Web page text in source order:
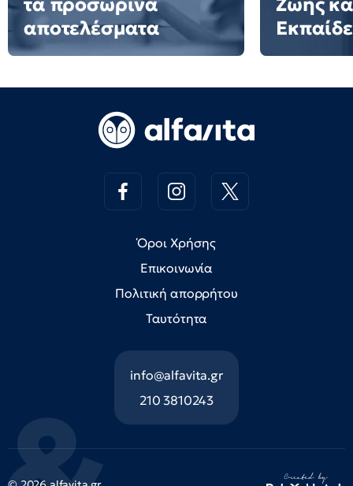
τα προσωρινά
αποτελέσματα
Ζωής
Όροι Χρήσης
Επικοινωνία
Πολιτική απορρήτου
Ταυτότητα
info@alfavita.gr
210 3810243